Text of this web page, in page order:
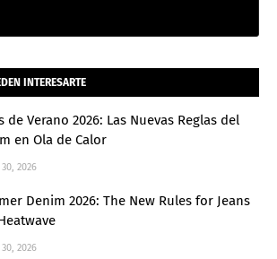
INTERESARTE
de Verano 2026: Las Nuevas Reglas del
en Ola de Calor
30, 2026
Denim 2026: The New Rules for Jeans
30, 2026